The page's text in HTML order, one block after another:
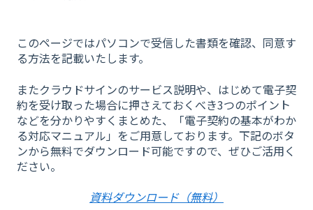
このページではパソコンで受信した書類を確認、同意す
る方法を記載いたします。
またクラウドサインのサービス説明や、はじめて電子契
約を受け取った場合に押さえておくべき3つのポイント
などを分かりやすくまとめた、「電子契約の基本がわか
る対応マニュアル」をご用意しております。下記のボタ
ンから無料でダウンロード可能ですので、ぜひご活用く
ださい。
資料ダウンロード（無料）